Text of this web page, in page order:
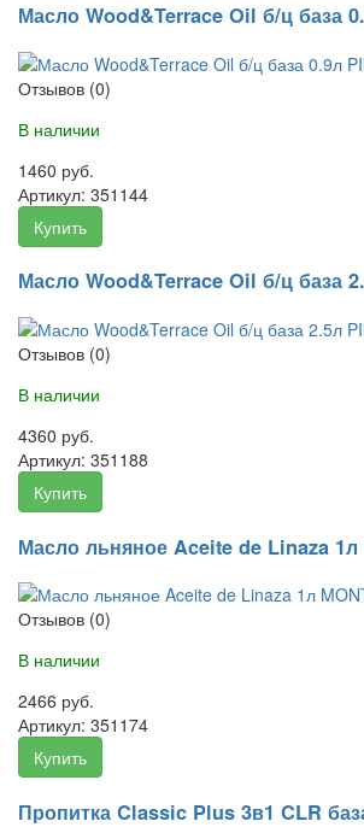
Масло Wood&Terrace Oil б/ц база
Отзывов (0)
В наличии
1460 руб.
Артикул: 351144
Купить
Масло Wood&Terrace Oil б/ц база
Отзывов (0)
В наличии
4360 руб.
Артикул: 351188
Купить
Масло льняное Aceite de Linaza 1л
Отзывов (0)
В наличии
2466 руб.
Артикул: 351174
Купить
Пропитка Classic Plus 3в1 CLR